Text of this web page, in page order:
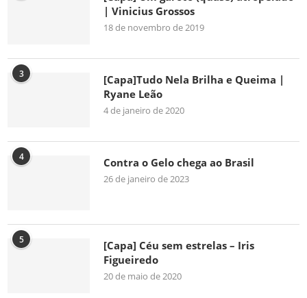
| Vinicius Grossos
18 de novembro de 2019
3
[Capa]Tudo Nela Brilha e Queima |
Ryane Leão
4 de janeiro de 2020
4 Contra o Gelo chega ao Brasil
26 de janeiro de 2023
5
[Capa] Céu sem estrelas – Iris
Figueiredo
20 de maio de 2020